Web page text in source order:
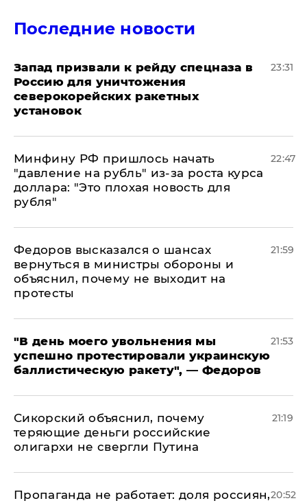
Последние новости
Запад призвали к рейду спецназа в
Россию для уничтожения
северокорейских ракетных
установок
23:31
Минфину РФ пришлось начать
"давление на рубль" из-за роста курса
доллара: "Это плохая новость для
рубля"
22:47
Федоров высказался о шансах
вернуться в министры обороны и
объяснил, почему не выходит на
протесты
21:59
​"В день моего увольнения мы
успешно протестировали украинскую
баллистическую ракету", — Федоров
21:53
Сикорский объяснил, почему
теряющие деньги российские
олигархи не свергли Путина
21:19
​Пропаганда не работает: доля россиян,20:52